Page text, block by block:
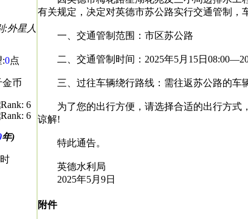
0点
金币
年)
有关规定，决定对英德市苏公路实行交通管制，
一、交通管制范围：市区苏公路
二、交通管制时间：2025年5月15日
三、过往车辆绕行路线：需往返苏公路的车
为了您的出行方便，请选择合适的出行方式
谅解!
特此通告。
英德水利局
2025年5月9日
附件